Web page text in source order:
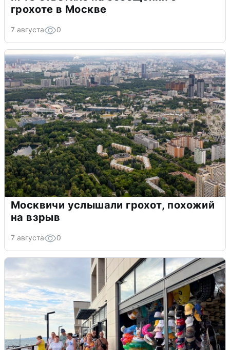
грохоте в Москве
7 августа 0
Москвичи услышали грохот, похожий
на взрыв
7 августа 0